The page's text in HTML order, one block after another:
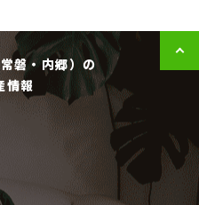
磐・内郷）の
情報